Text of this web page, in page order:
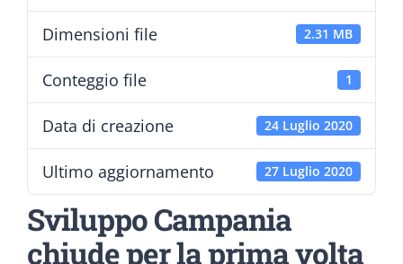
Dimensioni file 2.31 MB
Conteggio file 1
Data di creazione 24 Luglio 2020
Ultimo aggiornamento 27 Luglio 2020
Sviluppo Campania
chiude per la prima volta